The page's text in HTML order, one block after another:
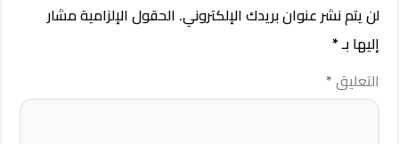
لن يتم نشر عنوان بريدك الإلكتروني. الحقول الإلزامية مشار
إليها بـ*
التعليق*